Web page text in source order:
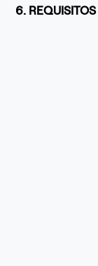
6. REQUISITOS